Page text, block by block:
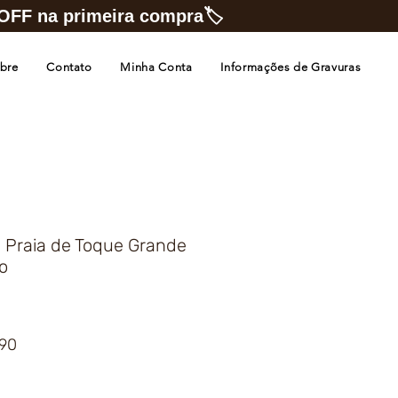
Contato Minha Conta Informações de Gravuras
OFF na primeira compra🏷️
de Toque Grande